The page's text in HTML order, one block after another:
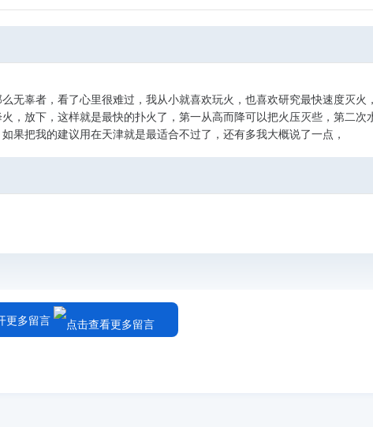
无辜者，看了心里很难过，我从小就喜欢玩火，也喜欢研究最快速度灭火
，放下，这样就是最快的扑火了，第一从高而降可以把火压灭些，第二次
果把我的建议用在天津就是最适合不过了，还有多我大概说了一点，
更多留言